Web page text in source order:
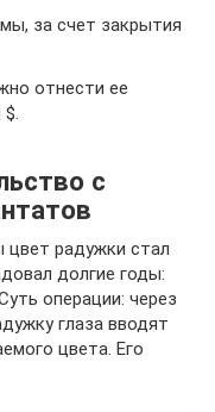
за счет закрытия
отнести ее
с
цвет радужки стал
долгие годы:
операции: через
глаза вводят
цвета. Его